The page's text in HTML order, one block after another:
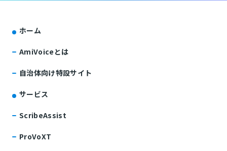
ホーム
AmiVoiceとは
自治体向け特設サイト
サービス
ScribeAssist
ProVoXT